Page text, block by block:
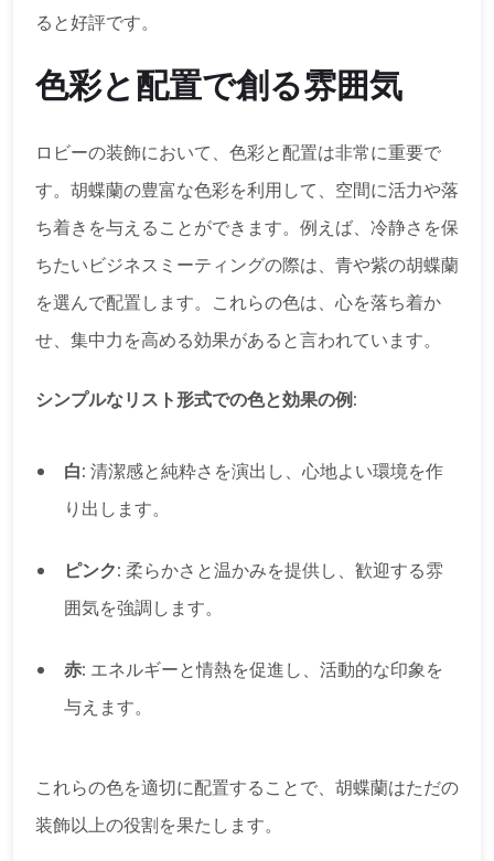
ると好評です。
色彩と配置で創る雰囲気
ロビーの装飾において、色彩と配置は非常に重要で
す。胡蝶蘭の豊富な色彩を利用して、空間に活力や落
ち着きを与えることができます。例えば、冷静さを保
ちたいビジネスミーティングの際は、青や紫の胡蝶蘭
を選んで配置します。これらの色は、心を落ち着か
せ、集中力を高める効果があると言われています。
シンプルなリスト形式での色と効果の例:
白: 清潔感と純粋さを演出し、心地よい環境を作
り出します。
ピンク: 柔らかさと温かみを提供し、歓迎する雰
囲気を強調します。
赤: エネルギーと情熱を促進し、活動的な印象を
与えます。
これらの色を適切に配置することで、胡蝶蘭はただの
装飾以上の役割を果たします。